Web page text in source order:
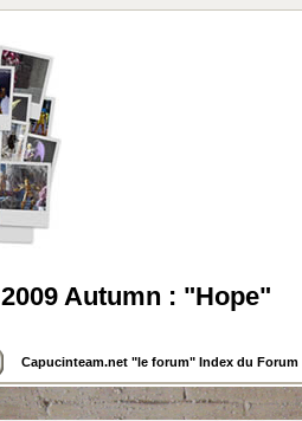
Autumn : "Hope"
Capucinteam.net "le forum" Index du Forum